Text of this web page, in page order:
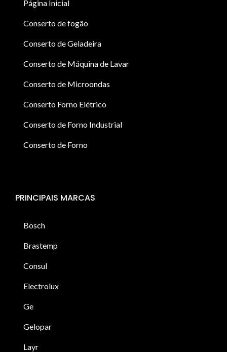
Página Inicial
Conserto de fogão
Conserto de Geladeira
Conserto de Máquina de Lavar
Conserto de Microondas
Conserto Forno Elétrico
Conserto de Forno Industrial
Conserto de Forno
PRINCIPAIS MARCAS
Bosch
Brastemp
Consul
Electrolux
Ge
Gelopar
Layr